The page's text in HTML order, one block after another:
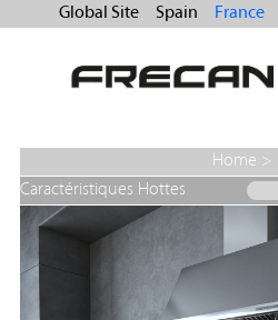
Global Site Spain France
Home >
Caractéristiques Hottes